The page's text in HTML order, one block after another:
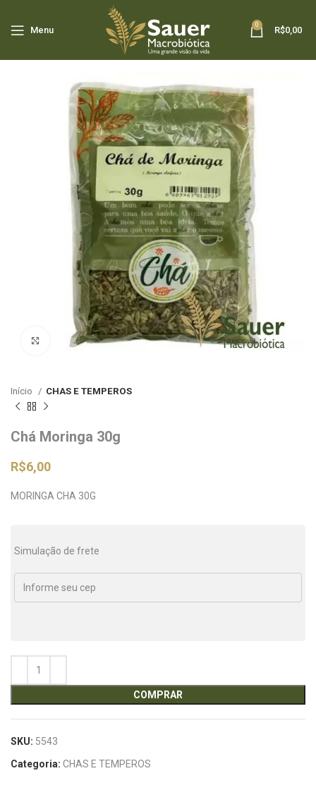
Menu
0
R$0,00
Clique para ampliar
Início CHAS E TEMPEROS
Chá Moringa 30g
R$6,00
MORINGA CHA 30G
Simulação de frete
COMPRAR
SKU: 5543
Categoria: CHAS E TEMPEROS